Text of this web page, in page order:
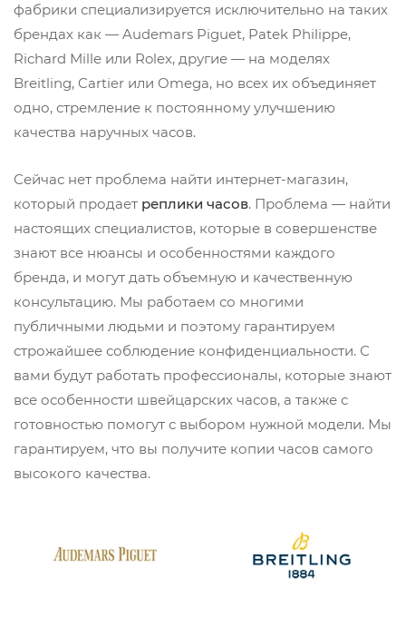
фабрики специализируется исключительно на таких
брендах как — Audemars Piguet, Patek Philippe,
Richard Mille или Rolex, другие — на моделях
Breitling, Cartier или Omega, но всех их объединяет
одно, стремление к постоянному улучшению
качества наручных часов.
Сейчас нет проблема найти интернет-магазин,
который продает реплики часов. Проблема — найти
настоящих специалистов, которые в совершенстве
знают все нюансы и особенностями каждого
бренда, и могут дать объемную и качественную
консультацию. Мы работаем со многими
публичными людьми и поэтому гарантируем
строжайшее соблюдение конфиденциальности. С
вами будут работать профессионалы, которые знают
все особенности швейцарских часов, а также с
готовностью помогут с выбором нужной модели. Мы
гарантируем, что вы получите копии часов самого
высокого качества.